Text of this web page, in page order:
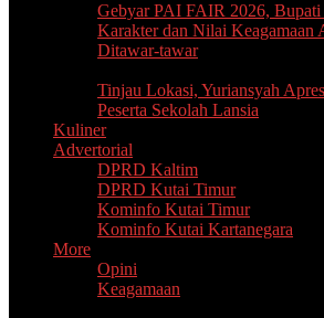
Gebyar PAI FAIR 2026, Bupati
Karakter dan ‎Nilai Keagamaan
Ditawar-tawar
Tinjau Lokasi, Yuriansyah
Peserta Sekolah Lansia
Kuliner
Advertorial
DPRD Kaltim
DPRD Kutai Timur
Kominfo Kutai Timur
Kominfo Kutai Kartanegara
More
Opini
Keagamaan